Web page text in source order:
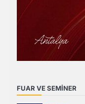
FUAR VE SEMİNER